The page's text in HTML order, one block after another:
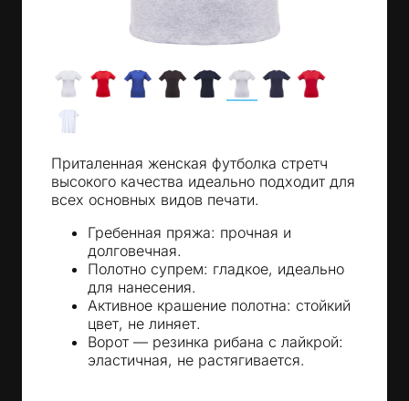
Приталенная женская футболка стретч
высокого качества идеально подходит для
всех основных видов печати.
Гребенная пряжа: прочная и
долговечная.
Полотно супрем: гладкое, идеально
для нанесения.
Активное крашение полотна: стойкий
цвет, не линяет.
Ворот — резинка рибана с лайкрой:
эластичная, не растягивается.